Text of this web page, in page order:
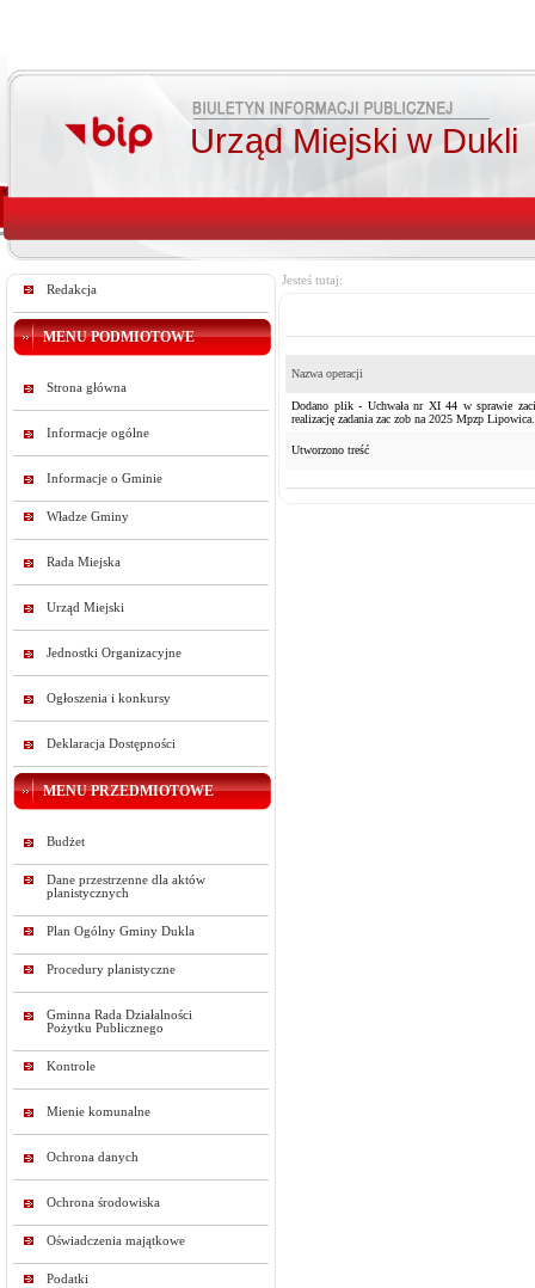
Urząd Miejski w Dukli
Redakcja
MENU PODMIOTOWE
Strona główna
Informacje ogólne
Informacje o Gminie
Władze Gminy
Rada Miejska
Urząd Miejski
Jednostki Organizacyjne
Ogłoszenia i konkursy
Deklaracja Dostępności
MENU PRZEDMIOTOWE
Budżet
Dane przestrzenne dla aktów
planistycznych
Plan Ogólny Gminy Dukla
Procedury planistyczne
Gminna Rada Działalności
Pożytku Publicznego
Kontrole
Mienie komunalne
Ochrona danych
Ochrona środowiska
Oświadczenia majątkowe
Podatki
Jesteś tutaj:
Nazwa operacji
Dodano plik - Uchwała nr XI 44 w sprawie
realizację zadania zac zob na 2025 Mpzp
Utworzono treść